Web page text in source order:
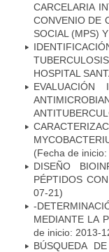
CARCELARIA
CONVENIO DE
SOCIAL (MPS)
HOSPITAL
(Fecha de
DISEÑO
PÉPTIDOS
07-21)
-
MEDIANTE LA
de inicio: 2013-
BÚSQUEDA